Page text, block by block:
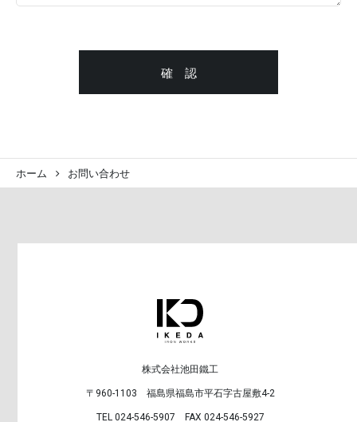
ホーム お問い合わせ
株式会社池田鐵工
〒960-1103 福島県福島市平石字古屋敷4-2
TEL 024-546-5907 FAX 024-546-5927